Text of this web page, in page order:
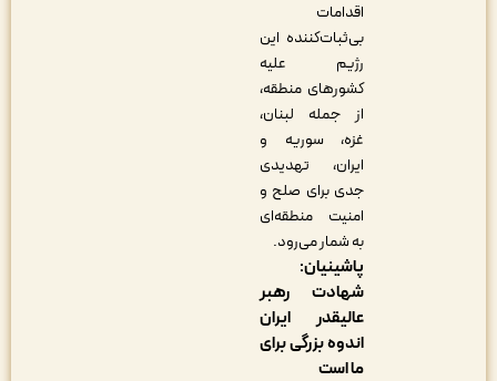
بی‌ثبات‌کننده این
رژیم علیه
کشورهای منطقه،
از جمله لبنان،
غزه، سوریه و
ایران، تهدیدی
جدی برای صلح و
امنیت منطقه‌ای
به شمار می‌رود.
پاشینیان:
شهادت رهبر
عالیقدر ایران
اندوه بزرگی برای